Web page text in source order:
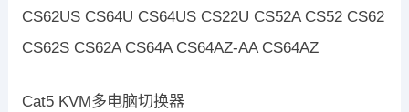
CS62US CS64U CS64US CS22U CS52A CS52 CS62
CS62S CS62A CS64A CS64AZ-AA CS64AZ
Cat5 KVM多电脑切换器